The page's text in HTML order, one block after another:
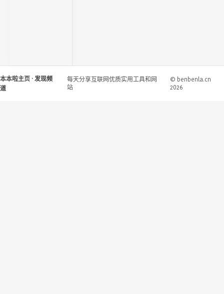
本本啦主页 · 发现频
道
每天分享互联网优质实用工具和网
站
© benbenla.cn
2026